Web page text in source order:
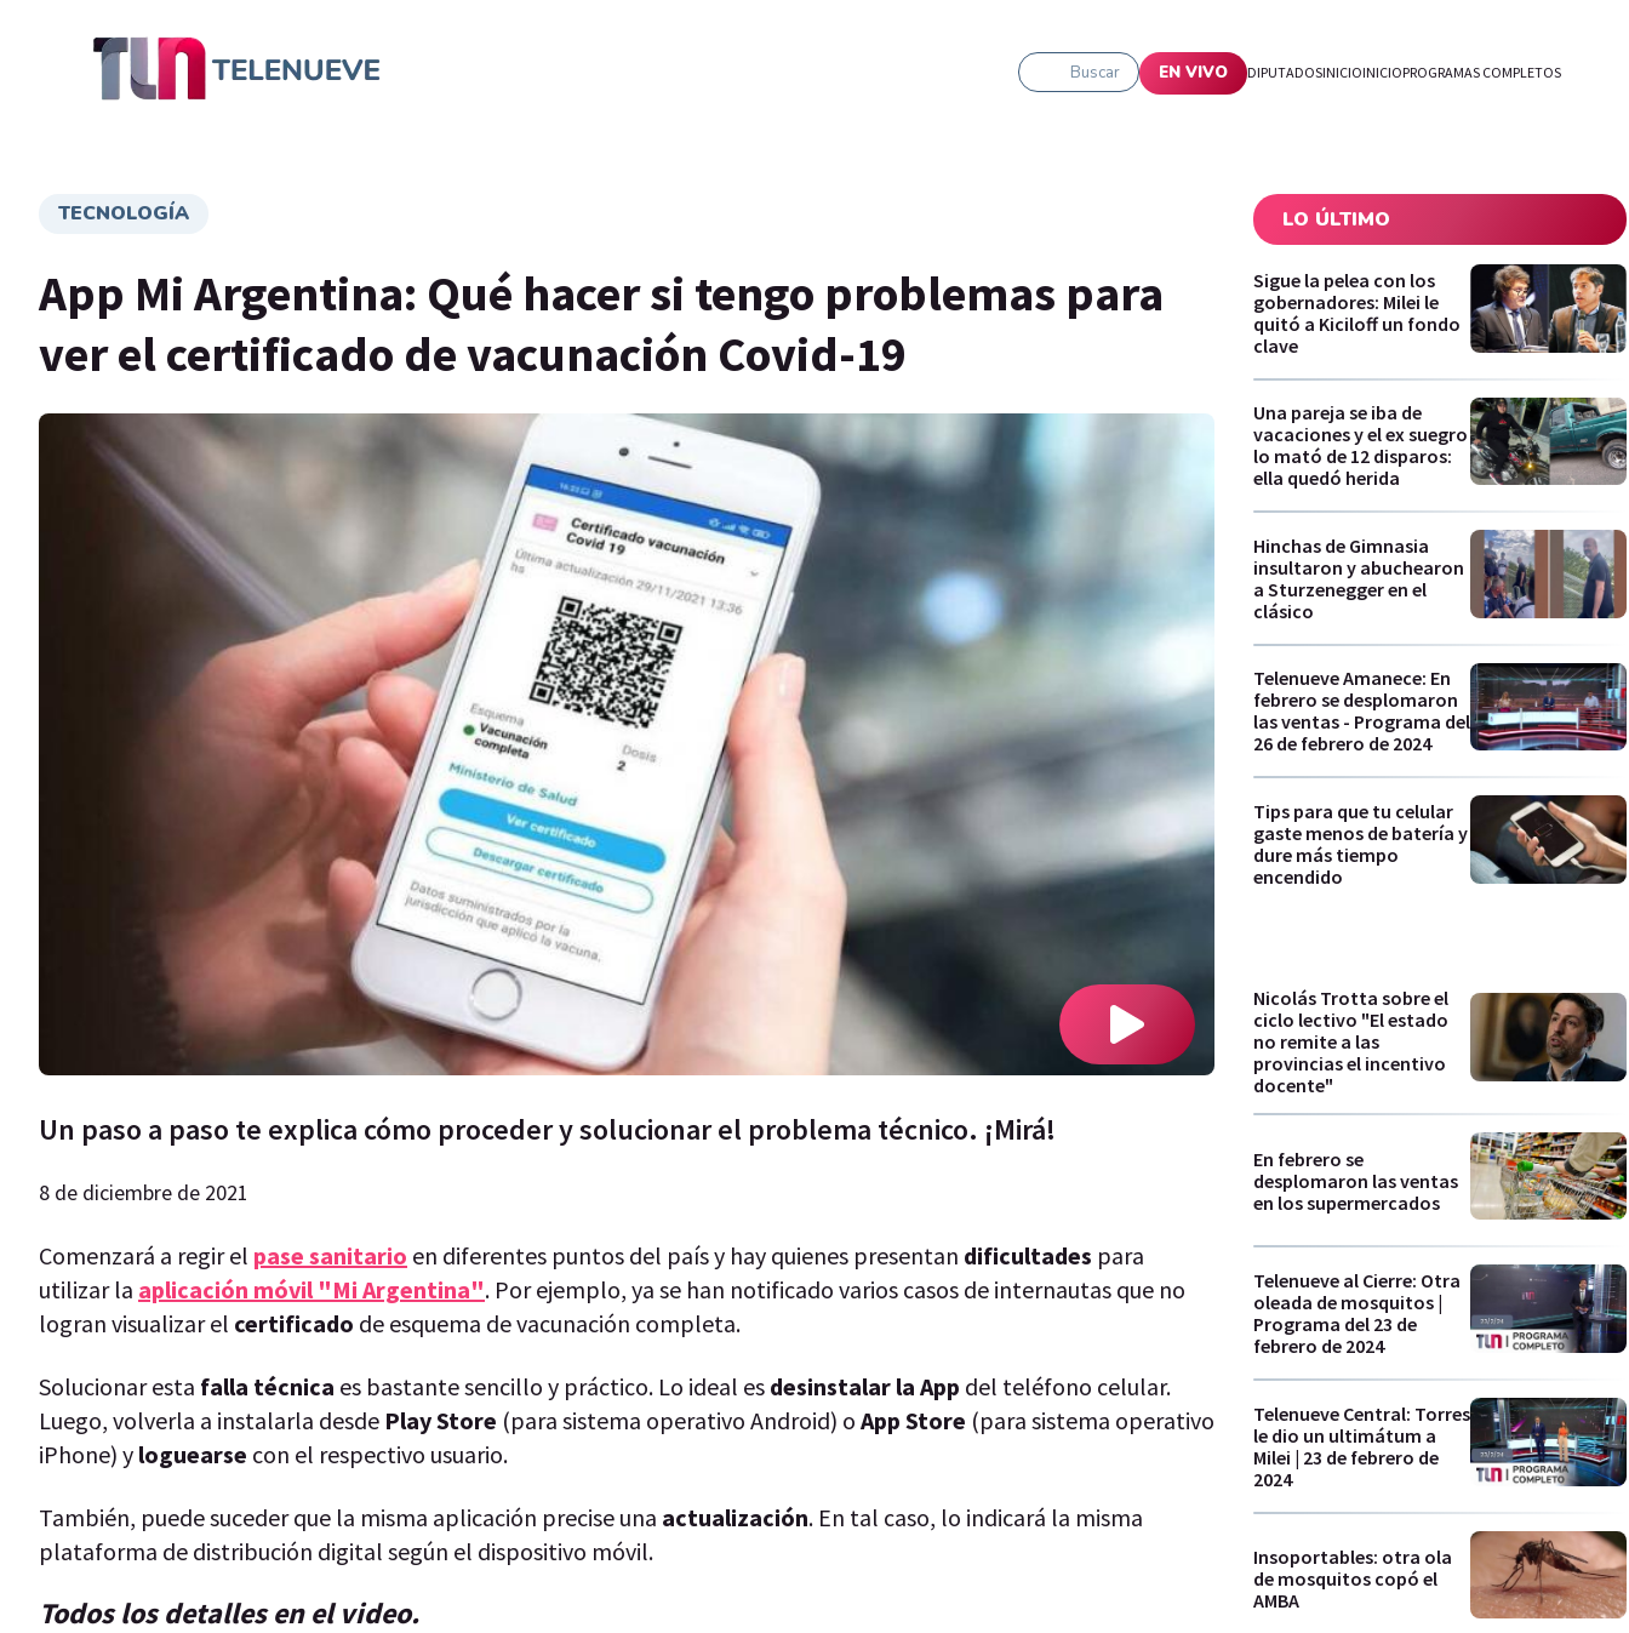
Buscar EN VIVO DIPUTADOSINICIOINICIOPROGRAMAS COMPLETOS
TECNOLOGÍA
App Mi Argentina: Qué hacer si tengo problemas para
ver el certificado de vacunación Covid-19
Un paso a paso te explica cómo proceder y solucionar el problema técnico. ¡Mirá!
8 de diciembre de 2021
Comenzará a regir el pase sanitario en diferentes puntos del país y hay quienes presentan dificultades para
utilizar la aplicación móvil "Mi Argentina". Por ejemplo, ya se han notificado varios casos de internautas que no
logran visualizar el certificado de esquema de vacunación completa.
Solucionar esta falla técnica es bastante sencillo y práctico. Lo ideal es desinstalar la App del teléfono celular.
Luego, volverla a instalarla desde Play Store (para sistema operativo Android) o App Store (para sistema operativo
iPhone) y loguearse con el respectivo usuario.
También, puede suceder que la misma aplicación precise una actualización. En tal caso, lo indicará la misma
plataforma de distribución digital según el dispositivo móvil.
Todos los detalles en el video.
LO ÚLTIMO
Sigue la pelea con los
gobernadores: Milei le
quitó a Kiciloff un fondo
clave
Una pareja se iba de
vacaciones y el ex suegro
lo mató de 12 disparos:
ella quedó herida
Hinchas de Gimnasia
insultaron y abuchearon
a Sturzenegger en el
clásico
Telenueve Amanece: En
febrero se desplomaron
las ventas - Programa del
26 de febrero de 2024
Tips para que tu celular
gaste menos de batería y
dure más tiempo
encendido
Nicolás Trotta sobre el
ciclo lectivo "El estado
no remite a las
provincias el incentivo
docente"
En febrero se
desplomaron las ventas
en los supermercados
Telenueve al Cierre: Otra
oleada de mosquitos |
Programa del 23 de
febrero de 2024
Telenueve Central: Torres
le dio un ultimátum a
Milei | 23 de febrero de
2024
Insoportables: otra ola
de mosquitos copó el
AMBA